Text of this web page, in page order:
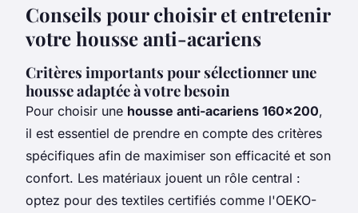
Conseils pour choisir et entretenir
votre housse anti-acariens
Critères importants pour sélectionner une
housse adaptée à votre besoin
Pour choisir une housse anti-acariens 160x200,
il est essentiel de prendre en compte des critères
spécifiques afin de maximiser son efficacité et son
confort. Les matériaux jouent un rôle central :
optez pour des textiles certifiés comme l'OEKO-